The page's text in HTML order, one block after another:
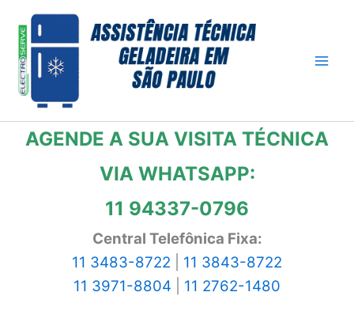
para
conteúdo
AGENDE A SUA VISITA TÉCNICA
VIA WHATSAPP:
11 94337-0796
Central Telefônica Fixa:
11 3483-8722
11 3843-8722
11 3971-8804
11 2762-1480